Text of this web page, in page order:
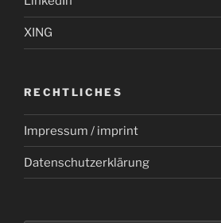
XING
RECHTLICHES
Impressum / imprint
Datenschutzerklärung